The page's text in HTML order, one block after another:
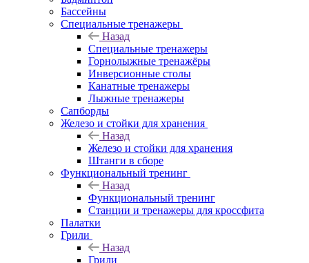
Бассейны
Специальные тренажеры
Назад
Специальные тренажеры
Горнолыжные тренажёры
Инверсионные столы
Канатные тренажеры
Лыжные тренажеры
Сапборды
Железо и стойки для хранения
Назад
Железо и стойки для хранения
Штанги в сборе
Функциональный тренинг
Назад
Функциональный тренинг
Станции и тренажеры для кроссфита
Палатки
Грили
Назад
Грили